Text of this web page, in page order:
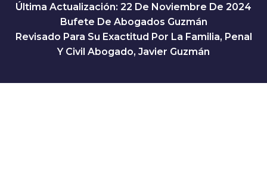
Última Actualización: 22 De Noviembre De 2024
Bufete De Abogados Guzmán
Revisado Para Su Exactitud Por La Familia, Penal
Y Civil Abogado, Javier Guzmán